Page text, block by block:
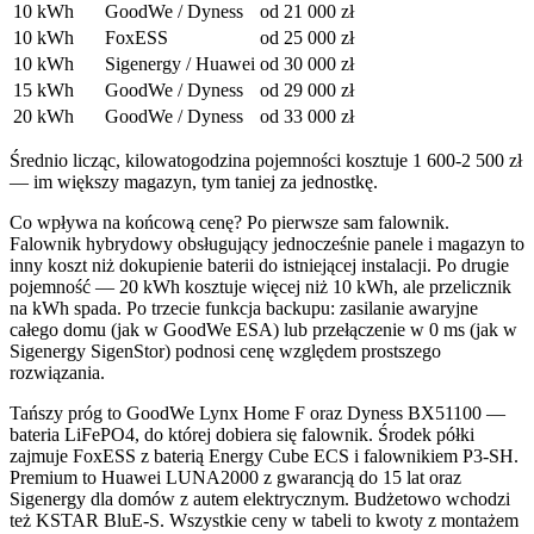
10 kWh GoodWe / Dyness
od 21 000 zł
10 kWh
FoxESS
od 25 000 zł
10 kWh
Sigenergy / Huawei od 30 000 zł
15 kWh
GoodWe / Dyness
od 29 000 zł
20 kWh
GoodWe / Dyness od 33 000 zł
Średnio licząc, kilowatogodzina pojemności kosztuje 1 600-2 500 zł
— im większy magazyn, tym taniej za jednostkę.
Co wpływa na końcową cenę? Po pierwsze sam falownik.
Falownik hybrydowy obsługujący jednocześnie panele i magazyn to
inny koszt niż dokupienie baterii do istniejącej instalacji. Po drugie
pojemność — 20 kWh kosztuje więcej niż 10 kWh, ale przelicznik
na kWh spada. Po trzecie funkcja backupu: zasilanie awaryjne
całego domu (jak w GoodWe ESA) lub przełączenie w 0 ms (jak w
Sigenergy SigenStor) podnosi cenę względem prostszego
rozwiązania.
Tańszy próg to GoodWe Lynx Home F oraz Dyness BX51100 —
bateria LiFePO4, do której dobiera się falownik. Środek półki
zajmuje FoxESS z baterią Energy Cube ECS i falownikiem P3-SH.
Premium to Huawei LUNA2000 z gwarancją do 15 lat oraz
Sigenergy dla domów z autem elektrycznym. Budżetowo wchodzi
też KSTAR BluE-S. Wszystkie ceny w tabeli to kwoty z montażem